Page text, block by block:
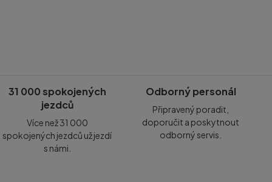
31 000 spokojených
jezdců
Více než 31 000
spokojených jezdců už jezdí
s námi.
Odborný personál
Připravený poradit,
doporučit a poskytnout
odborný servis.